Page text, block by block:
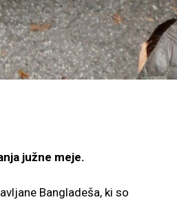
južne meje.
Bangladeša, ki so